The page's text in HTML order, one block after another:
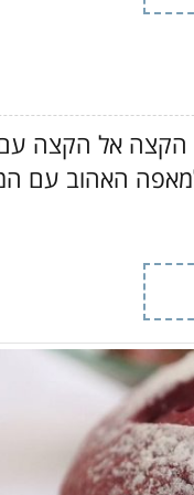
הקצה אל הקצה
האהוב עם